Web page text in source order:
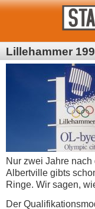
Lillehammer
Nur zwei Jahre
Albertville gibts
Ringe. Wir sagen,
Der